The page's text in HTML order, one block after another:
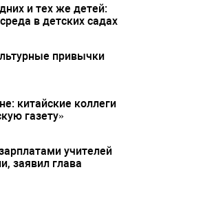
и тех же детей:
в детских садах
привычки
китайские коллеги
газету»
учителей
заявил глава